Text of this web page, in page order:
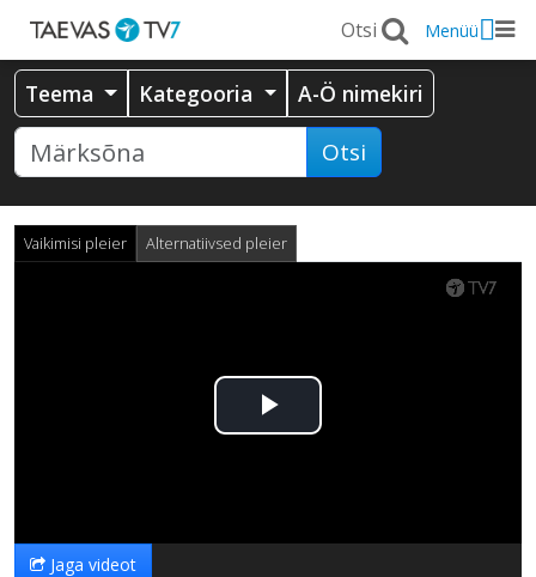
Menüü
Teema Kategooria A-Ö nimekiri
Otsi
Vaikimisi pleier Alternatiivsed pleier
Esita
Jaga videot